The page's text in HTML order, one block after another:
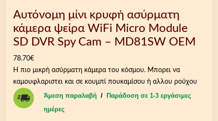
Αυτόνομη μίνι κρυφή ασύρματη
κάμερα ψείρα WiFi Micro Module
SD DVR Spy Cam – MD81SW OEM
78.70€
Η πιο μικρή ασύρματη κάμερα του κόσμου. Μπορει να
καμουφλαριστει και σε κουμπί πουκαμίσου ή αλλου ρούχου
Άμεση παραλαβή /
Παράδοση σε 1-3 εργάσιμες
ημέρες